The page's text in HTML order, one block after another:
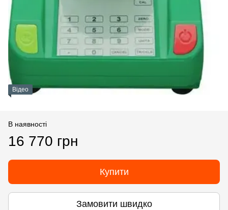
Відео
В наявності
16 770 грн
Купити
Замовити швидко